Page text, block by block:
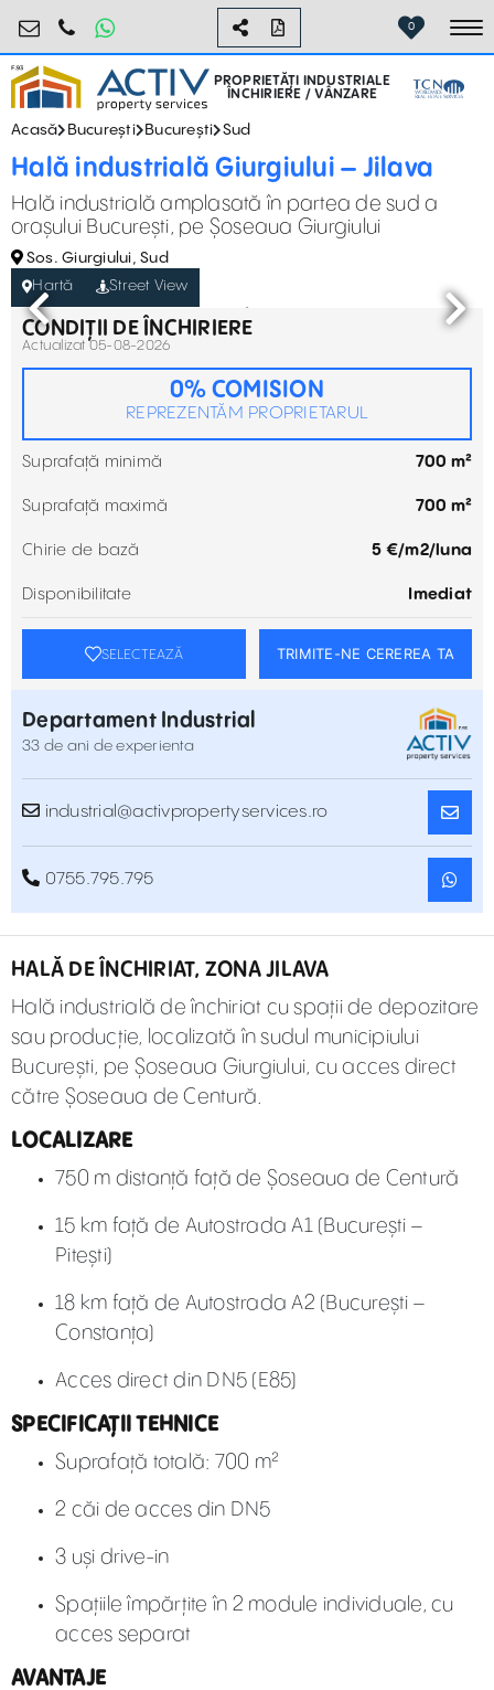
industrial@activpropertyservices.ro
0755.795.795 0
PROPRIETĂȚI INDUSTRIALE
ÎNCHIRIERE / VÂNZARE
Acasă București București Sud
Hală industrială Giurgiului – Jilava
Hală industrială amplasată în partea de sud a
orașului București, pe Șoseaua Giurgiului
Sos. Giurgiului, Sud
Hartă
Street View
CONDIȚII DE ÎNCHIRIERE
Actualizat 05-08-2026
0% COMISION
REPREZENTĂM PROPRIETARUL
Suprafață minimă 700 m²
Suprafață maximă 700 m²
Chirie de bază 5 €/m2/luna
Disponibilitate Imediat
SELECTEAZĂ TRIMITE-NE CEREREA TA
Departament Industrial
33 de ani de experienta
industrial@activpropertyservices.ro
0755.795.795
HALĂ DE ÎNCHIRIAT, ZONA JILAVA
Hală industrială de închiriat cu spații de depozitare
sau producție, localizată în sudul municipiului
București, pe Șoseaua Giurgiului, cu acces direct
către Șoseaua de Centură.
LOCALIZARE
750 m distanță față de Șoseaua de Centură
15 km față de Autostrada A1 (București –
Pitești)
18 km față de Autostrada A2 (București –
Constanța)
Acces direct din DN5 (E85)
SPECIFICAȚII TEHNICE
Suprafață totală: 700 m²
2 căi de acces din DN5
3 uși drive-in
Spațiile împărțite în 2 module individuale, cu
acces separat
AVANTAJE